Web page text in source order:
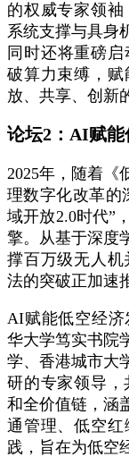
的权威专家领
系统支撑与具身
同时还将重磅
破算力束缚，
放、共享、创新
论坛2：AI赋
2025年，随着《
理数字化改革的
域开放2.0时代”
擎。从基于深度
撑百万级无人
法的突破正加速
AI赋能低空经
华大学笃实书院
学、香港城市大
研的专家领导
和全价值链，涵
通管理、低空
践，旨在为低空